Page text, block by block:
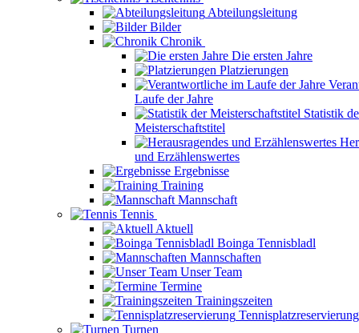
Abteilungsleitung
Bilder
Chronik
Die ersten Jahre
Platzierungen
Laufe der Jahre
Statistik
Meisterschaftstitel
und Erzählenswertes
Ergebnisse
Training
Mannschaft
Tennis
Aktuell
Boinga Tennisbladl
Mannschaften
Unser Team
Termine
Trainingszeiten
Tennisplatzreservierung
Turnen